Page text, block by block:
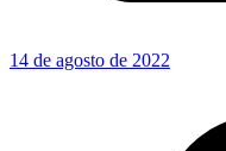
14 de agosto de 2022